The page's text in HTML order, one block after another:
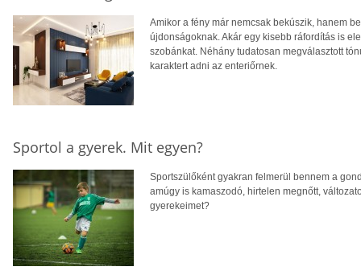
Amikor a fény már nemcsak bekúszik, hanem
újdonságoknak. Akár egy kisebb ráfordítás is
szobánkat. Néhány tudatosan megválasztott
karaktert adni az enteriőrnek.
Sportol a gyerek. Mit egyen?
Sportszülőként gyakran felmerül bennem a
amúgy is kamaszodó, hirtelen megnőtt,
gyerekeimet?